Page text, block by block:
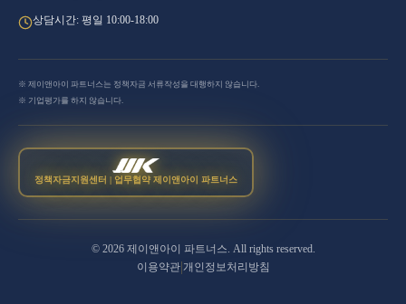
상담시간: 평일 10:00-18:00
※ 제이앤아이 파트너스는 정책자금 서류작성을 대행하지 않습니다.
※ 기업평가를 하지 않습니다.
정책자금지원센터 | 업무협약 제이앤아이 파트너스
© 2026제이앤아이 파트너스. All rights reserved.
이용약관|개인정보처리방침